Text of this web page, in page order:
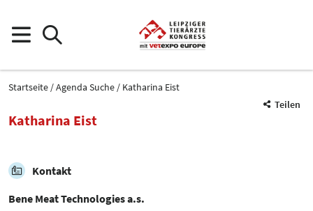
Startseite Agenda Suche
Katharina Eist
Teilen
Katharina Eist
Kontakt
Bene Meat Technologies a.s.